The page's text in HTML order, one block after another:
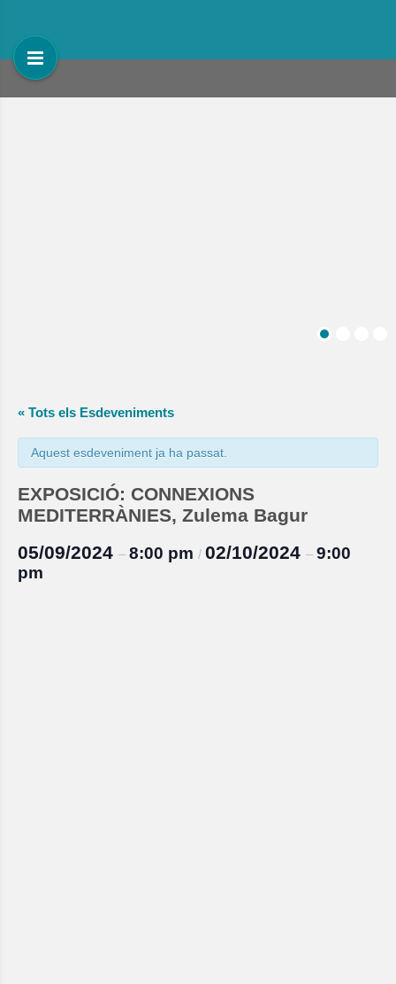
« Tots els Esdeveniments
Aquest esdeveniment ja ha passat.
EXPOSICIÓ: CONNEXIONS
MEDITERRÀNIES, Zulema Bagur
05/09/2024 – 8:00 pm / 02/10/2024 – 9:00
pm